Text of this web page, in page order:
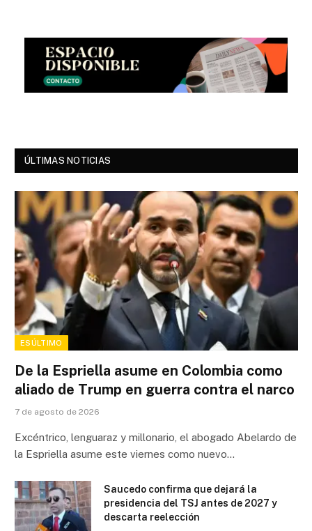
ÚLTIMAS NOTICIAS
ESÚLTIMO
De la Espriella asume en Colombia como
aliado de Trump en guerra contra el narco
7 de agosto de 2026
Excéntrico, lenguaraz y millonario, el abogado Abelardo de
la Espriella asume este viernes como nuevo…
Saucedo confirma que dejará la
presidencia del TSJ antes de 2027 y
descarta reelección